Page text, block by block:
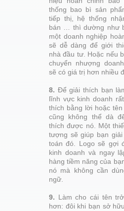
thống bao bì sản
tiếp thị, hệ thống
bán … thì dường như
một doanh nghiệp
sẽ dễ dàng để giới
nhà đầu tư. Hoặc nếu
chuyển nhượng
sẽ có giá trị hơn nhiều
8. Để giải thích bạn
lĩnh vực kinh doanh
thích bằng lời hoặc
cũng không thể dà
thích được nó. Một
tượng sẽ giúp bạn giải
toán đó. Logo sẽ gợi
kinh doanh và ngay
hàng tiềm năng của
nó mà không cần
ngữ.
9. Làm cho cái tên
hơn: đôi khi bạn sở